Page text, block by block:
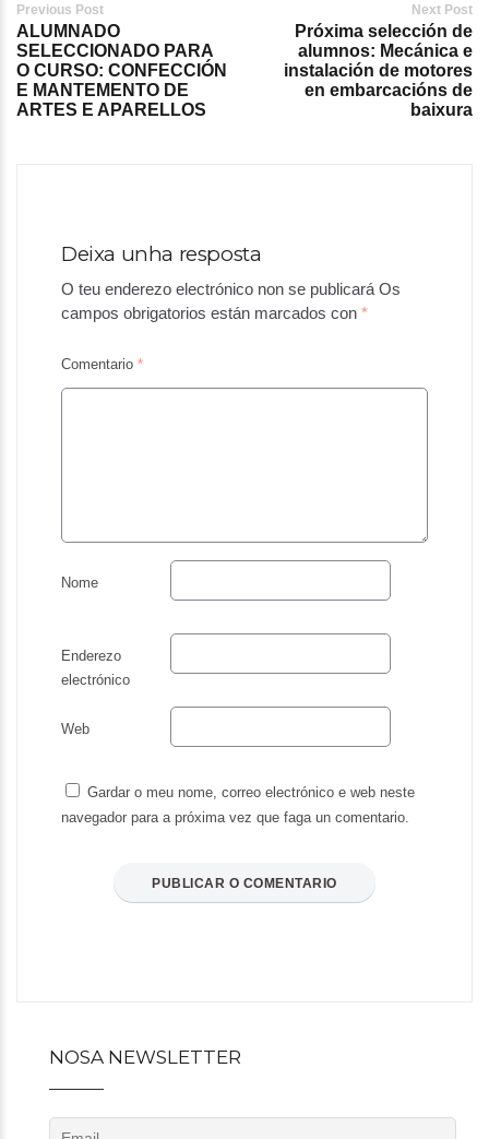
Post
navigation
Previous Post
ALUMNADO
SELECCIONADO PARA
O CURSO: CONFECCIÓN
E MANTEMENTO DE
ARTES E APARELLOS
Next Post
Próxima selección de
alumnos: Mecánica e
instalación de motores
en embarcacións de
baixura
Deixa unha resposta
O teu enderezo electrónico non se publicará Os
campos obrigatorios están marcados con *
Comentario *
Nome
Enderezo
electrónico
Web
Gardar o meu nome, correo electrónico e web neste
navegador para a próxima vez que faga un comentario.
NOSA NEWSLETTER